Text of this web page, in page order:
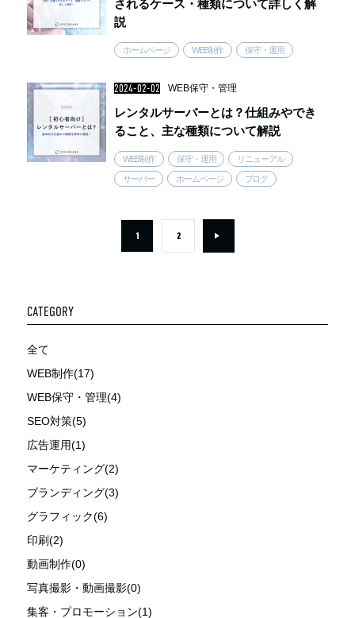
されるケース・種類について詳しく解
説
ホームページ WEB制作 保守・運用
2024-02-02 WEB保守・管理
レンタルサーバーとは？仕組みやでき
ること、主な種類について解説
WEB制作 保守・運用 リニューアル
サーバー ホームページ ブログ
1 2
CATEGORY
全て
WEB制作(17)
WEB保守・管理(4)
SEO対策(5)
広告運用(1)
マーケティング(2)
ブランディング(3)
グラフィック(6)
印刷(2)
動画制作(0)
写真撮影・動画撮影(0)
集客・プロモーション(1)